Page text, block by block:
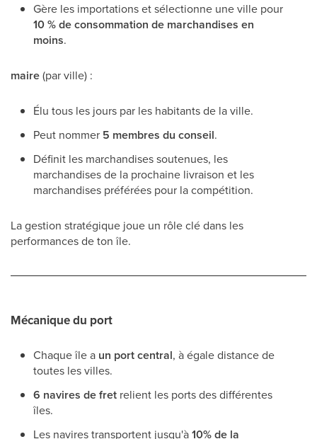
Gère les importations et sélectionne une ville pour
10 % de consommation de marchandises en
moins.
maire(par ville) :
Élu tous les jours par les habitants de la ville.
Peut nommer 5 membres du conseil.
Définit les marchandises soutenues, les
marchandises de la prochaine livraison et les
marchandises préférées pour la compétition.
La gestion stratégique joue un rôle clé dans les
performances de ton île.
Mécanique du port
Chaque île a un port central, à égale distance de
toutes les villes.
6 navires de fret relient les ports des différentes
îles.
Les navires transportent jusqu'à10% de la